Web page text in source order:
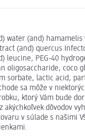
water (and)
(and) quercus
leucine, PEG-40
oligosaccharide, coco
sorbate, lactic acid,
sa môže v
ktorý Vám bude
akýchkoľvek dôvodov
v súlade s našimi